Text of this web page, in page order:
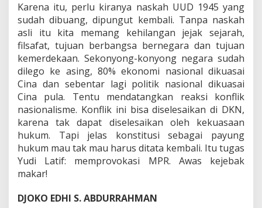
Karena itu, perlu kiranya naskah UUD 1945 yang
sudah dibuang, dipungut kembali. Tanpa naskah
asli itu kita memang kehilangan jejak sejarah,
filsafat, tujuan berbangsa bernegara dan tujuan
kemerdekaan. Sekonyong-konyong negara sudah
dilego ke asing, 80% ekonomi nasional dikuasai
Cina dan sebentar lagi politik nasional dikuasai
Cina pula. Tentu mendatangkan reaksi konflik
nasionalisme. Konflik ini bisa diselesaikan di DKN,
karena tak dapat diselesaikan oleh kekuasaan
hukum. Tapi jelas konstitusi sebagai payung
hukum mau tak mau harus ditata kembali. Itu tugas
Yudi Latif: memprovokasi MPR. Awas kejebak
makar!
DJOKO EDHI S. ABDURRAHMAN